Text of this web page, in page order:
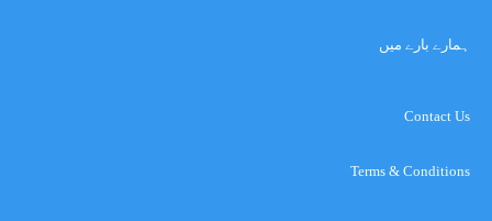
ہمارے بارے میں
Contact Us
Terms & Conditions